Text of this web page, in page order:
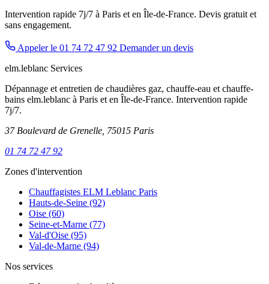
Intervention rapide 7j/7 à Paris et en Île-de-France. Devis gratuit et
sans engagement.
Appeler le 01 74 72 47 92 Demander un devis
elm.leblanc Services
Dépannage et entretien de chaudières gaz, chauffe-eau et chauffe-
bains elm.leblanc à Paris et en Île-de-France. Intervention rapide
7j/7.
37 Boulevard de Grenelle, 75015 Paris
01 74 72 47 92
Zones d'intervention
Chauffagistes ELM Leblanc Paris
Hauts-de-Seine (92)
Oise (60)
Seine-et-Marne (77)
Val-d'Oise (95)
Val-de-Marne (94)
Nos services